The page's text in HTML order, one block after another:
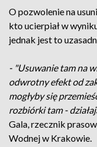
O pozwolenie na
kto ucierpiał w
jednak jest to
- "Usuwanie tam na
odwrotny efekt od
mogłyby się
rozbiórki tam -
Gala, rzecznik
Wodnej w Krakowie.